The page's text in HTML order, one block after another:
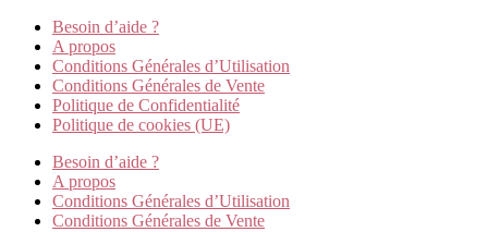
Besoin d’aide ?
A propos
Conditions Générales d’Utilisation
Conditions Générales de Vente
Politique de Confidentialité
Politique de cookies (UE)
Besoin d’aide ?
A propos
Conditions Générales d’Utilisation
Conditions Générales de Vente